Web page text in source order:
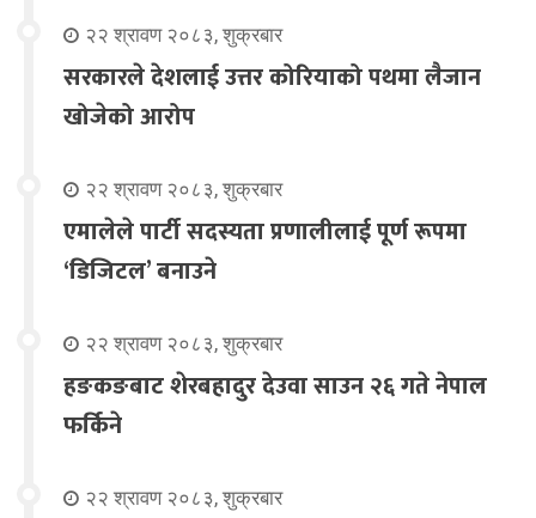
२२ श्रावण २०८३, शुक्रबार
सरकारले देशलाई उत्तर कोरियाको पथमा लैजान
खोजेको आरोप
२२ श्रावण २०८३, शुक्रबार
एमालेले पार्टी सदस्यता प्रणालीलाई पूर्ण रूपमा
‘डिजिटल’ बनाउने
२२ श्रावण २०८३, शुक्रबार
हङकङबाट शेरबहादुर देउवा साउन २६ गते नेपाल
फर्किने
२२ श्रावण २०८३, शुक्रबार